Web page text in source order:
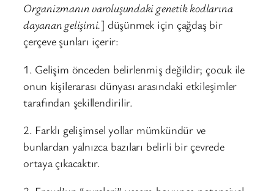
Organizmanın varoluşundaki genetik kodlarına
dayanan gelişimi.] düşünmek için çağdaş bir
çerçeve şunları içerir:
1. Gelişim önceden belirlenmiş değildir; çocuk ile
onun kişilerarası dünyası arasındaki etkileşimler
tarafından şekillendirilir.
2. Farklı gelişimsel yollar mümkündür ve
bunlardan yalnızca bazıları belirli bir çevrede
ortaya çıkacaktır.